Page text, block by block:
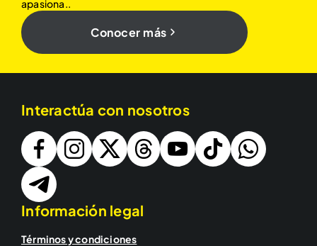
apasiona..
Conocer más
Interactúa con nosotros
Información legal
Términos y condiciones